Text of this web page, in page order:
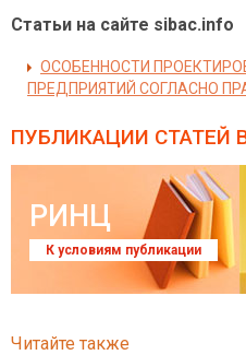
Статьи на сайте sibac.info
ОСОБЕННОСТИ
ПРЕДПРИЯТИЙ СОГЛАСНО
ПУБЛИКАЦИИ СТАТЕЙ
РИНЦ
К условиям публикации
Читайте также